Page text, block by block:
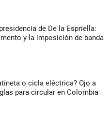
de De la Espriella:
y la imposición de banda
o cicla eléctrica? Ojo a
para circular en Colombia